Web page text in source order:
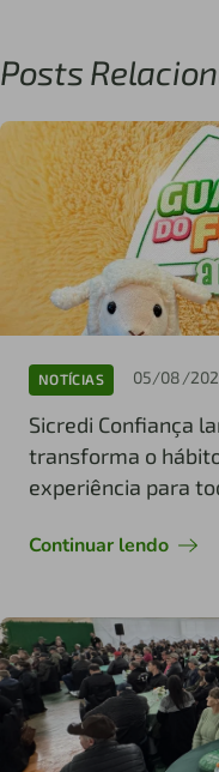
Posts
NOTÍCIAS 05/08/
Sicredi Confiança
transforma o
experiência para
Continuar lendo